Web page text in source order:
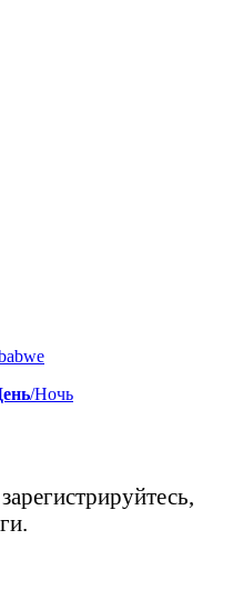
/Ночь